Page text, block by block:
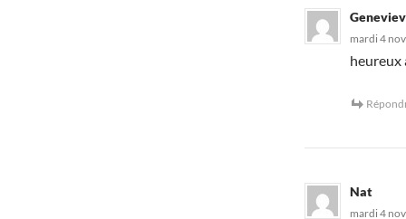
mardi 4
heureux
Nat
mardi 4